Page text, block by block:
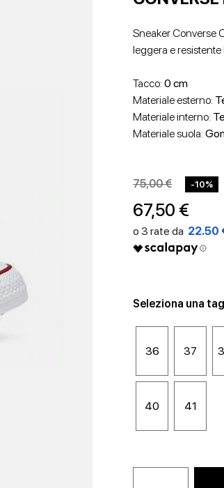
STIVALI E STIVALETTI
Sneaker Converse
leggera e
Tacco:0 cm
Materiale esterno:
Materiale interno:
Materiale suola:
75,00 € -10%
67,50 €
22.50
Seleziona una
36 37
40 41